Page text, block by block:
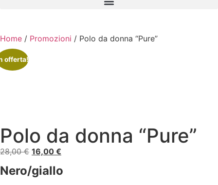
Home / Promozioni / Polo da donna “Pure”
offerta!
Polo da donna “Pure”
28,00€ 16,00 €
Nero/giallo